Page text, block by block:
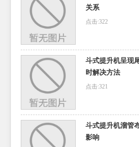
关系
点击:322
斗式提升机呈现
时解决方法
点击:321
斗式提升机溜管
影响